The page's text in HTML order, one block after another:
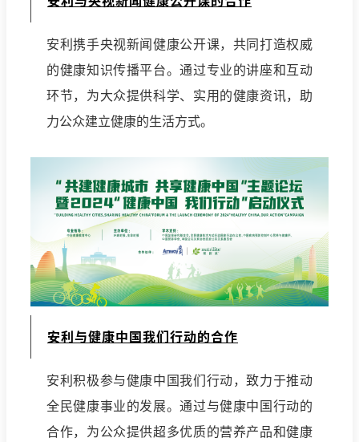
安利携手央视新闻健康公开课，共同打造权威
的健康知识传播平台。通过专业的讲座和互动
环节，为大众提供科学、实用的健康资讯，助
力公众建立健康的生活方式。
安利与健康中国我们行动的合作
安利积极参与健康中国我们行动，致力于推动
全民健康事业的发展。通过与健康中国行动的
合作，为公众提供超多优质的营养产品和健康